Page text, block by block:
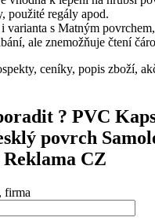
použité regály apod.
varianta s Matným
ale znemožňuje čtení
ceníky, popis zboží,
? PVC
povrch
CZ
firma